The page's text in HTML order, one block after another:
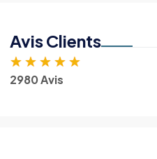
Avis Clients
★ ★ ★ ★ ★
2980 Avis